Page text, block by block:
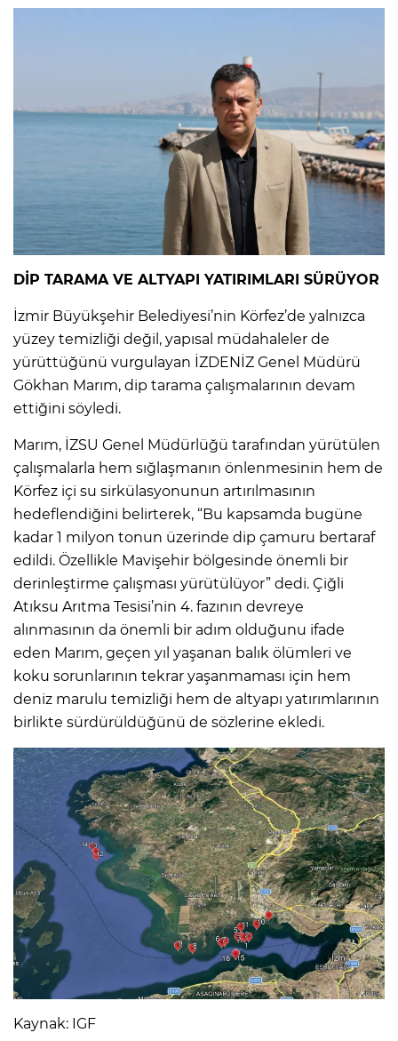
DİP TARAMA VE ALTYAPI YATIRIMLARI SÜRÜYOR
İzmir Büyükşehir Belediyesi’nin Körfez’de yalnızca
yüzey temizliği değil, yapısal müdahaleler de
yürüttüğünü vurgulayan İZDENİZ Genel Müdürü
Gökhan Marım, dip tarama çalışmalarının devam
ettiğini söyledi.
Marım, İZSU Genel Müdürlüğü tarafından yürütülen
çalışmalarla hem sığlaşmanın önlenmesinin hem de
Körfez içi su sirkülasyonunun artırılmasının
hedeflendiğini belirterek, “Bu kapsamda bugüne
kadar 1 milyon tonun üzerinde dip çamuru bertaraf
edildi. Özellikle Mavişehir bölgesinde önemli bir
derinleştirme çalışması yürütülüyor” dedi. Çiğli
Atıksu Arıtma Tesisi’nin 4. fazının devreye
alınmasının da önemli bir adım olduğunu ifade
eden Marım, geçen yıl yaşanan balık ölümleri ve
koku sorunlarının tekrar yaşanmaması için hem
deniz marulu temizliği hem de altyapı yatırımlarının
birlikte sürdürüldüğünü de sözlerine ekledi.
Kaynak: IGF